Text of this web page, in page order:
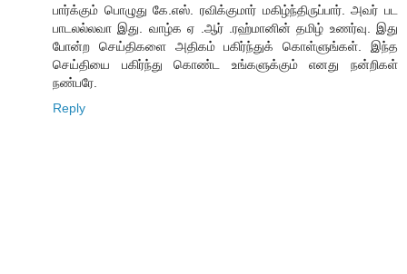
பார்க்கும் பொழுது கே.எஸ். ரவிக்குமார் மகிழ்ந்திருப்பார். அவர் பட
பாடலல்லவா இது. வாழ்க ஏ .ஆர் .ரஹ்மானின் தமிழ் உணர்வு. இது
போன்ற செய்திகளை அதிகம் பகிர்ந்துக் கொள்ளுங்கள். இந்த
செய்தியை பகிர்ந்து கொண்ட உங்களுக்கும் எனது நன்றிகள்
நண்பரே.
Reply